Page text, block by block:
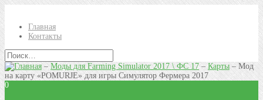
Главная
Контакты
–Моды для Farming Simulator 2017 \ ФС 17– Карты– Мод
на карту «POMURJE» для игры Симулятор Фермера 2017
0